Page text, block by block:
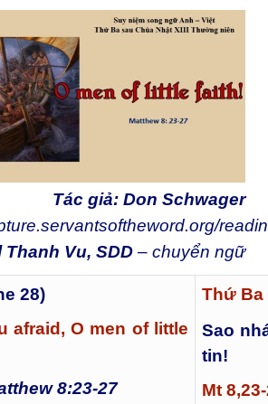
Tác giả: Don Schwager
Thanh Vu, SDD – chuyển ngữ
28)
afraid, O men of little
8:23-27
Thứ Ba
Sao
tin!
Mt